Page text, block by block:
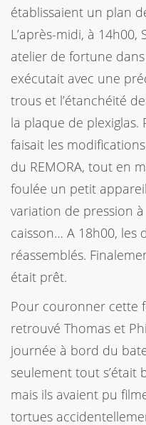
établissaient un plan
L’après-midi, à
atelier de fortune
exécutait avec une
trous et l’étanchéité
la plaque de
faisait les
du REMORA, tout en
foulée un petit
variation de pression
caisson… A 18h00, les
réassemblés.
était prêt.
Pour couronner cette
retrouvé Thomas et
journée à bord du
seulement tout s’était
mais ils avaient pu
tortues